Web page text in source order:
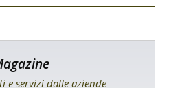
e servizi dalle aziende